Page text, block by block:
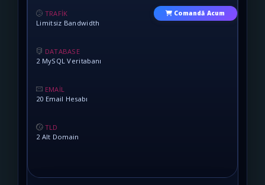
TRAFİK
Limitsiz Bandwidth
DATABASE
2 MySQL Veritabanı
EMAİL
20 Email Hesabı
TLD
2 Alt Domain
Comandă Acum